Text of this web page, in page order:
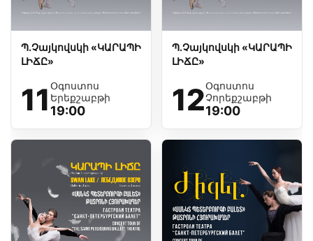
Թատրոնի մասին
Խաղացանկ
Պ.Չայկովսկի «ԿԱՐԱՊԻ
ԼԻՃԸ»
11 Օգոստոս
Երեքշաբթի
19:00
Պ.Չայկովսկի «ԿԱՐԱՊԻ
ԼԻՃԸ»
12Օգոստոս
Չորեքշաբթի
19:00